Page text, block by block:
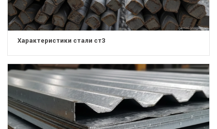
Характеристики стали ст3